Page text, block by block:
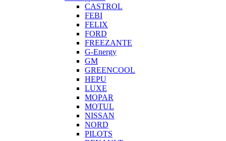
CASTROL
FEBI
FELIX
FORD
FREEZANTE
G-Energy
GM
GREENCOOL
HEPU
LUXE
MOPAR
MOTUL
NISSAN
NORD
PILOTS